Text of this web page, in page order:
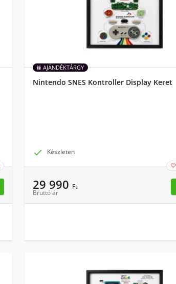
AJÁNDÉKTÁRGY
Nintendo SNES Kontroller Display Keret
 Készleten

29 990 Ft
Bruttó ár